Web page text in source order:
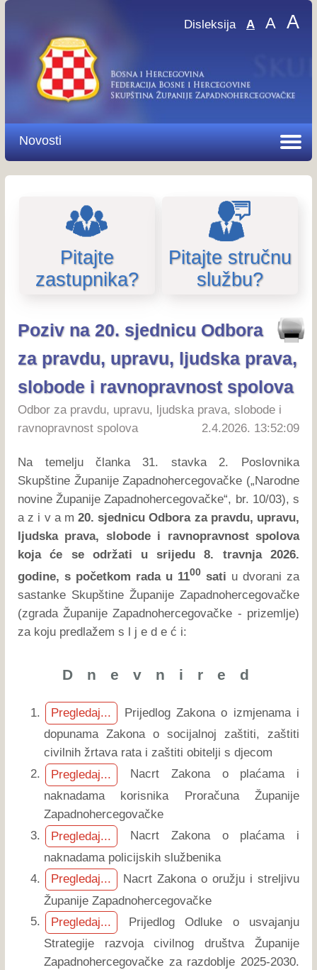
Disleksija A A A
Novosti
Pitajte
zastupnika?
Pitajte stručnu
službu?
Poziv na 20. sjednicu Odbora
za pravdu, upravu, ljudska prava,
slobode i ravnopravnost spolova
Odbor za pravdu, upravu, ljudska prava, slobode i
ravnopravnost spolova
2.4.2026. 13:52:09
Na temelju članka 31. stavka 2. Poslovnika
Skupštine Županije Zapadnohercegovačke („Narodne
novine Županije Zapadnohercegovačke“, br. 10/03), s
a z i v a m20. sjednicu Odbora za pravdu, upravu,
ljudska prava, slobode i ravnopravnost spolova
koja će se održati u srijedu 8. travnja 2026.
godine, s početkom rada u 1100sati u dvorani za
sastanke Skupštine Županije Zapadnohercegovačke
(zgrada Županije Zapadnohercegovačke - prizemlje)
za koju predlažem s l j e d e ć i:
D n e v n i r e d
Pregledaj...
Prijedlog Zakona o izmjenama i
dopunama Zakona o socijalnoj zaštiti, zaštiti
civilnih žrtava rata i zaštiti obitelji s djecom
Pregledaj...
Nacrt Zakona o plaćama i
naknadama korisnika Proračuna Županije
Zapadnohercegovačke
Pregledaj...
Nacrt Zakona o plaćama i
naknadama policijskih službenika
Pregledaj...
Nacrt Zakona o oružju i streljivu
Županije Zapadnohercegovačke
Pregledaj...
Prijedlog Odluke o usvajanju
Strategije razvoja civilnog društva Županije
Zapadnohercegovačke za razdoblje 2025-2030.